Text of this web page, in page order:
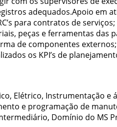
adequados.Apoio em
para contratos de serviços;
peças e ferramentas das
de componentes externos;
os KPI’s de
Elétrico, Instrumentação e
e programação de
intermediário, Domínio do MS